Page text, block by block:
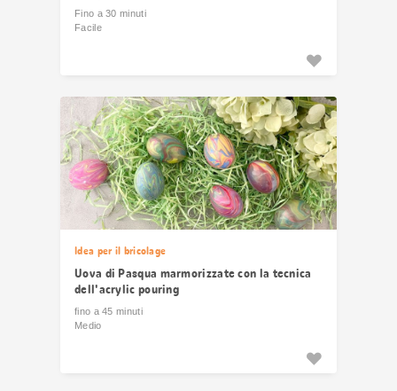
Fino a 30 minuti
Facile
Idea per il bricolage
Uova di Pasqua marmorizzate con la tecnica
dell'acrylic pouring
fino a 45 minuti
Medio